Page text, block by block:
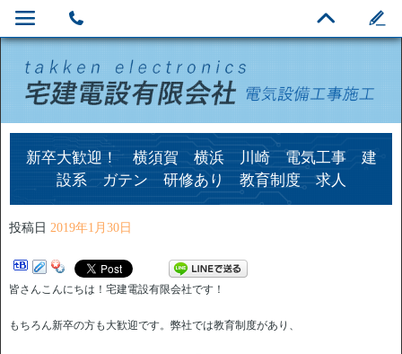
新卒大歓迎！ 横須賀 横浜 川崎 電気工事 建
設系 ガテン 研修あり 教育制度 求人
投稿日 2019年1月30日
皆さんこんにちは！宅建電設有限会社です！
もちろん新卒の方も大歓迎です。弊社では教育制度があり、